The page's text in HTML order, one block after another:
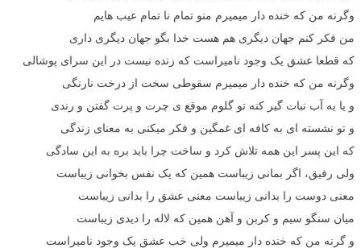
وگرنه من که خنده دار میمیرم منو تمام نا تمام عیب هایم
من فکر کنم جهان دیگری هم هست خدا بگو جهان دیگری داری
که قطعا عشق یک وجود نامیراست که زنده نیست در این سرای پوشالی
وگرنه من که خنده دار میمیرم سقوطی سخت از درخت نارنگی
و یا یه آب نبات گیر کنه تو گلوم موقع ی چرت و پرت گفتن و رندی
و تو نشسته ای به کافه ای غمگین و فکر میکنی به معنای زندگی
که این پسر این همه تلاش کرد و ساخت چرا باید بره به این سادگی
ولی رفیق، اگر بمانی زیباست همین که یک نفس بخوانی زیباست
معنی دوست را بدانی زیباست معنی عشق را بدانی زیباست
میان سنگو سیم و کربن و آهن همین که لاله را دیدی زیباست
و گرنه من که خنده دار میمیرم ولی خب عشق یک وجود نامیراست